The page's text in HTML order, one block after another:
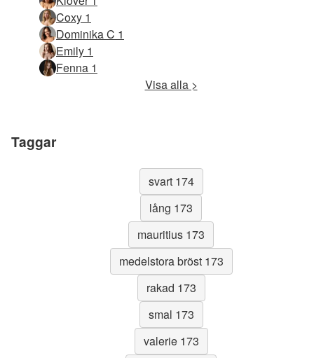
Coxy 1
Dominika C 1
Emily 1
Fenna 1
Visa alla >
Taggar
svart 174
lång 173
mauritius 173
medelstora bröst 173
rakad 173
smal 173
valerie 173